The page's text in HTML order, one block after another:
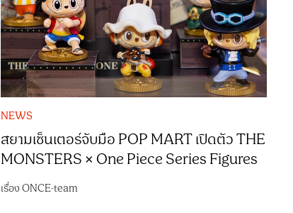
NEWS
สยามเซ็นเตอร์จับมือ POP MART เปิดตัว THE
MONSTERS × One Piece Series Figures
เรื่องONCE-team